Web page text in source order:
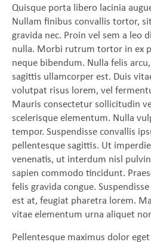
Quisque porta libero lacinia
Nullam finibus convallis tortor,
gravida nec. Proin vel sem a leo
nulla. Morbi rutrum tortor in ex
neque bibendum. Nulla felis
sagittis ullamcorper est. Duis
volutpat risus lorem, vel
Mauris consectetur sollicitudin
scelerisque elementum. Nulla
tempor. Suspendisse convallis
pellentesque sagittis. Ut
venenatis, ut interdum nisl
sapien commodo tincidunt.
felis gravida congue.
est at, feugiat pharetra lorem.
vitae elementum urna aliquet
Pellentesque maximus dolor